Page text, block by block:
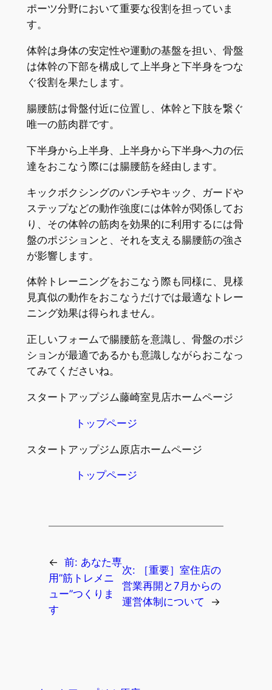
ポーツ分野において重要な役割を担っていま
す。
体幹は身体の安定性や運動の基盤を担い、骨盤
は体幹の下部を構成して上半身と下半身をつな
ぐ役割を果たします。
腸腰筋は骨盤付近に位置し、体幹と下肢を繋ぐ
唯一の筋肉群です。
下半身から上半身、上半身から下半身へ力の伝
達をおこなう際には腸腰筋を経由します。
キックボクシングのパンチやキック、ガードや
ステップなどの動作強度には体幹が関係してお
り、その体幹の筋肉を効果的に利用するには骨
盤のポジションと、それを支える腸腰筋の強さ
が影響します。
体幹トレーニングをおこなう際も同様に、見様
見真似の動作をおこなうだけでは最適なトレー
ニング効果は得られません。
正しいフォームで腸腰筋を意識し、骨盤のポジ
ションが最適であるかも意識しながらおこなっ
てみてくださいね。
スタートアップジム藤崎室見店ホームページ
トップページ
スタートアップジム原店ホームページ
トップページ
← 前: あなた専
用”筋トレメニ
ュー”つくりま
す
次:
［重要］室住店の
営業再開と7月からの
運営体制について
→